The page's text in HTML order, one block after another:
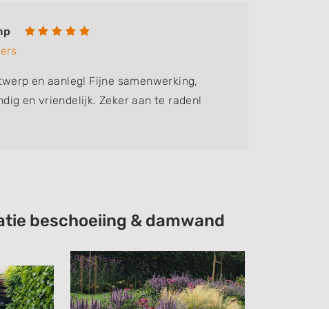
en aanleg! Fijne samenwerking,
en vriendelijk. Zeker aan te raden!
beschoeiing & damwand